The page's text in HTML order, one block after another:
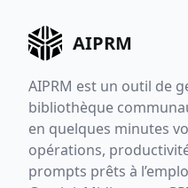
AIPRM
AIPRM est un outil de
bibliothèque
en quelques minutes
opérations,
prompts prêts à